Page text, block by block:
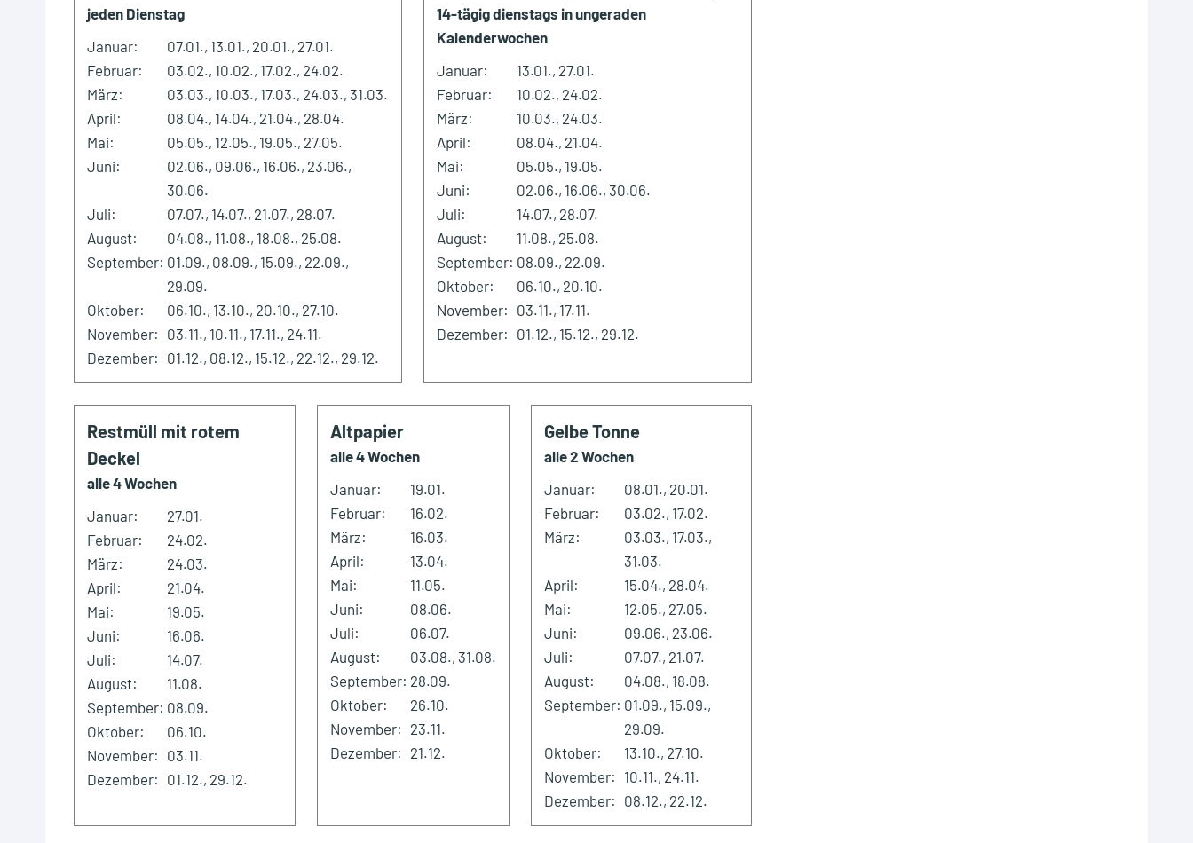
jeden Dienstag
Januar:
07.01., 13.01., 20.01., 27.01.
Februar:
03.02., 10.02., 17.02., 24.02.
März:
03.03., 10.03., 17.03., 24.03., 31.03.
April:
08.04., 14.04., 21.04., 28.04.
Mai:
05.05., 12.05., 19.05., 27.05.
Juni:
02.06., 09.06., 16.06., 23.06.,
30.06.
Juli:
07.07., 14.07., 21.07., 28.07.
August:
04.08., 11.08., 18.08., 25.08.
September: 01.09., 08.09., 15.09., 22.09.,
29.09.
Oktober:
06.10., 13.10., 20.10., 27.10.
November: 03.11., 10.11., 17.11., 24.11.
Dezember: 01.12., 08.12., 15.12., 22.12., 29.12.
14-tägig dienstags in ungeraden
Kalenderwochen
Januar:
13.01., 27.01.
Februar:
10.02., 24.02.
März:
10.03., 24.03.
April:
08.04., 21.04.
Mai:
05.05., 19.05.
Juni:
02.06., 16.06., 30.06.
Juli:
14.07., 28.07.
August:
11.08., 25.08.
September: 08.09., 22.09.
Oktober:
06.10., 20.10.
November: 03.11., 17.11.
Dezember: 01.12., 15.12., 29.12.
Restmüll mit rotem
Deckel
alle 4 Wochen
Januar:
27.01.
Februar:
24.02.
März:
24.03.
April:
21.04.
Mai:
19.05.
Juni:
16.06.
Juli:
14.07.
August:
11.08.
September: 08.09.
Oktober:
06.10.
November: 03.11.
Dezember: 01.12., 29.12.
Altpapier
alle 4 Wochen
Januar:
19.01.
Februar:
16.02.
März:
16.03.
April:
13.04.
Mai:
11.05.
Juni:
08.06.
Juli:
06.07.
August:
03.08., 31.08.
September: 28.09.
Oktober:
26.10.
November: 23.11.
Dezember: 21.12.
Gelbe Tonne
alle 2 Wochen
Januar:
08.01., 20.01.
Februar:
03.02., 17.02.
März:
03.03., 17.03.,
31.03.
April:
15.04., 28.04.
Mai:
12.05., 27.05.
Juni:
09.06., 23.06.
Juli:
07.07., 21.07.
August:
04.08., 18.08.
September: 01.09., 15.09.,
29.09.
Oktober:
13.10., 27.10.
November: 10.11., 24.11.
Dezember: 08.12., 22.12.